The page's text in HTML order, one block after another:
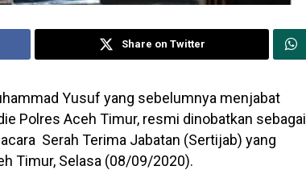
Share on Twitter
Yusuf yang sebelumnya menjabat
Polres Aceh Timur, resmi dinobatkan sebagai
Serah Terima Jabatan (Sertijab) yang
Timur, Selasa (08/09/2020).